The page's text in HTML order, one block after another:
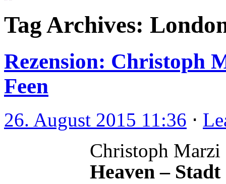
Tag Archives:
Rezension: Christoph
Feen
26. August 2015 11:36 ⋅
Christoph Marzi
Heaven – Stadt